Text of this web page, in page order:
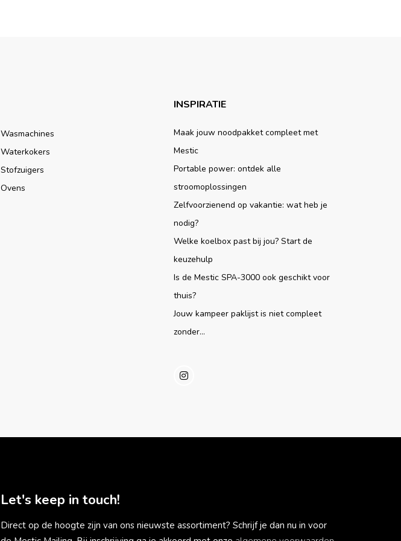
Wasmachines
Waterkokers
Stofzuigers
Ovens
INSPIRATIE
Maak jouw noodpakket compleet met
Mestic
Portable power: ontdek alle
stroomoplossingen
Zelfvoorzienend op vakantie: wat heb je
nodig?
Welke koelbox past bij jou? Start de
keuzehulp
Is de Mestic SPA-3000 ook geschikt voor
thuis?
Jouw kampeer paklijst is niet compleet
zonder...
Let's keep in touch!
Direct op de hoogte zijn van ons nieuwste assortiment? Schrijf je dan nu in voor